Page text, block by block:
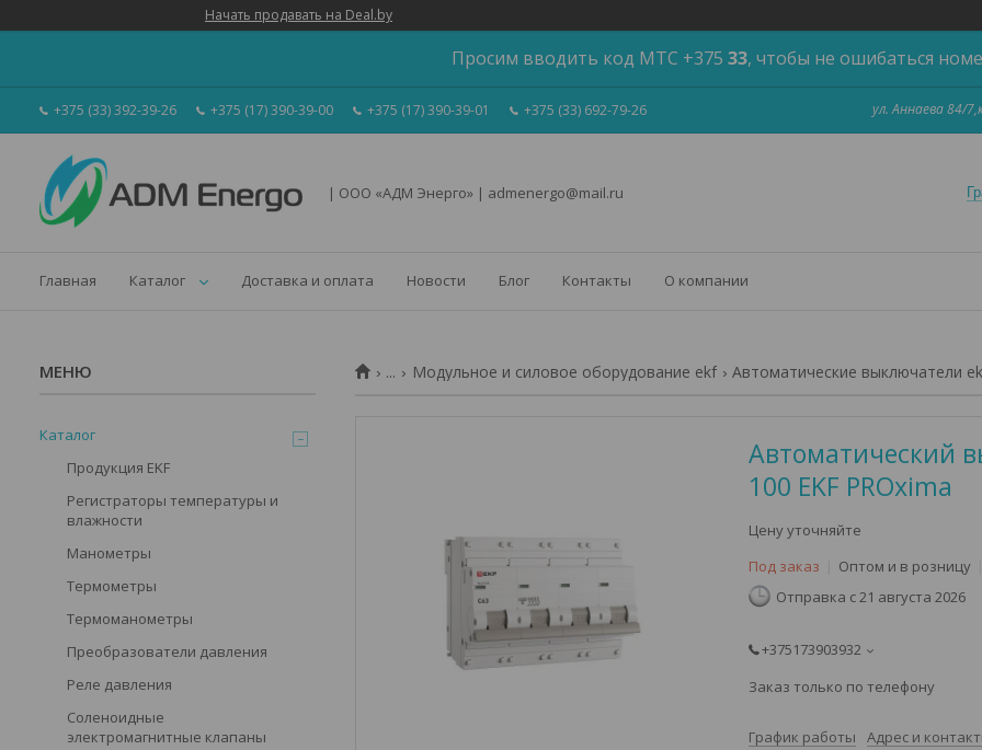
Начать продавать на Deal.by
Просим вводить код МТС +375 33, чтобы не ошибаться
+375 (33) 392-39-26 +375 (17) 390-39-00 +375 (17) 390-39-01 +375 (33) 692-79-26 ул. Аннаева 84/
| ООО «АДМ Энерго» | admenergo@mail.ru
Главная Каталог Доставка и оплата Новости Блог Контакты О компании
... Модульное и силовое оборудование ekf Автоматические выключатели
Автоматический
100 EKF PROxima
Цену уточняйте
Под заказ
Оптом и в розницу
Отправка с 21 августа 2026
+375173903932
Заказ только по телефону
График работы Адрес и
Каталог
Продукция EKF
Регистраторы температуры и
влажности
Манометры
Термометры
Термоманометры
Преобразователи давления
Реле давления
Соленоидные
электромагнитные клапаны